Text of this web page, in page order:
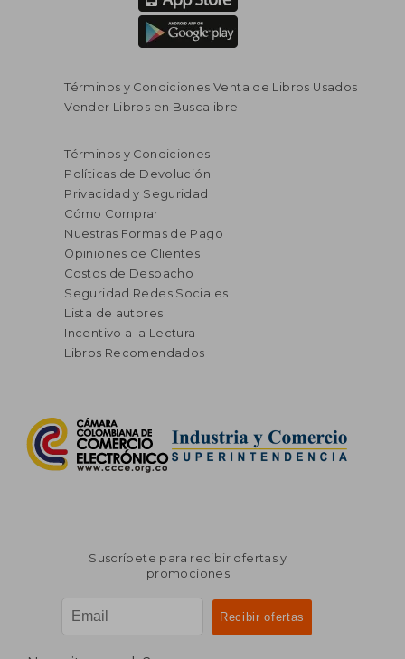
Términos y Condiciones Venta de Libros Usados
Vender Libros en Buscalibre
Términos y Condiciones
Políticas de Devolución
Privacidad y Seguridad
Cómo Comprar
Nuestras Formas de Pago
Opiniones de Clientes
Costos de Despacho
Seguridad Redes Sociales
Lista de autores
Incentivo a la Lectura
Libros Recomendados
Suscríbete para recibir ofertas y
promociones